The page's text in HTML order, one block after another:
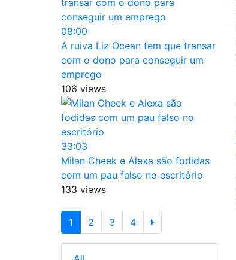
08:00
A ruiva Liz Ocean tem que transar
com o dono para conseguir um
emprego
106 views
33:03
Milan Cheek e Alexa são fodidas
com um pau falso no escritório
133 views
1 2 3 4